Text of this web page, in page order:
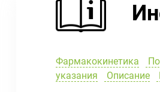
Фармакокинетика
указания
Описание